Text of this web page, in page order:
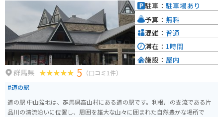
群馬県 5 （口コミ1件）
#道の駅
道の駅 中山盆地は、群馬県高山村にある道の駅です。利根川の支流である片
品川の清流沿いに位置し、周囲を雄大な山々に囲まれた自然豊かな場所で
駐車： 駐車場あり
予算： 無料
混雑： 普通
滞在： 1時間
施設： 屋内